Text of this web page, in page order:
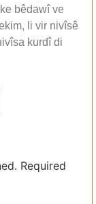
bêdawî ve
li vir nivîsê
kurdî di
Required